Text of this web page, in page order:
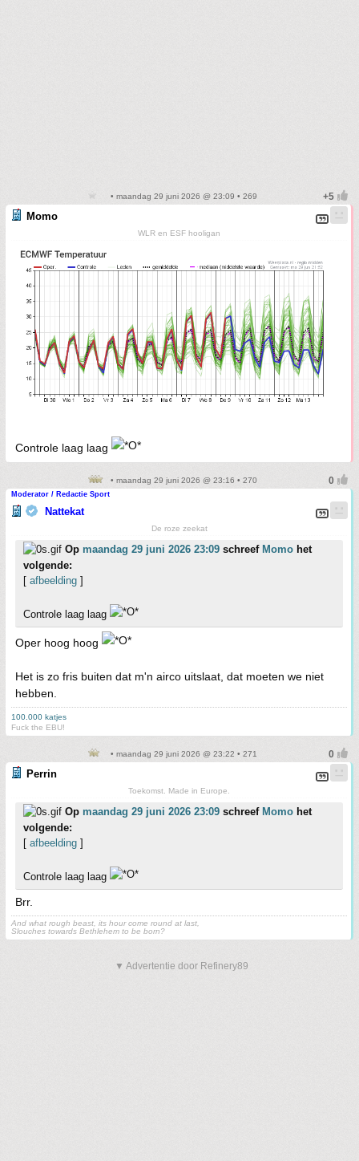
• maandag 29 juni 2026 @ 23:09 • 269
Momo
WLR en ESF hooligan
Controle laag laag
• maandag 29 juni 2026 @ 23:16 • 270
Moderator / Redactie Sport
Nattekat
De roze zeekat
Op maandag 29 juni 2026 23:09 schreef Momo het
volgende:
[ afbeelding ]
Controle laag laag
Oper hoog hoog
Het is zo fris buiten dat m'n airco uitslaat, dat moeten we niet
hebben.
100.000 katjes
Fuck the EBU!
• maandag 29 juni 2026 @ 23:22 • 271
Perrin
Toekomst. Made in Europe.
Op maandag 29 juni 2026 23:09 schreef Momo het
volgende:
[ afbeelding ]
Controle laag laag
Brr.
And what rough beast, its hour come round at last,
Slouches towards Bethlehem to be born?
▼ Advertentie door Refinery89